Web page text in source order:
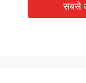
सबसे